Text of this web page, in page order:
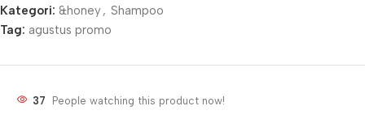
Kategori: &honey, Shampoo
Tag: agustus promo
37 People watching this product now!